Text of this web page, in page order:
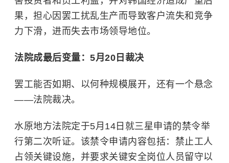
果，担心因罢工扰乱生产而导致客户流失和竞争
力下滑，进而失去市场领导地位。
法院成最后变量：5月20日裁决
罢工能否如期、以何种规模展开，还有一个悬念
——法院裁决。
水原地方法院定于5月14日就三星申请的禁令举
行第二次听证。该禁令申请内容包括：禁止工人
占领关键设施，并要求关键安全岗位人员留守以